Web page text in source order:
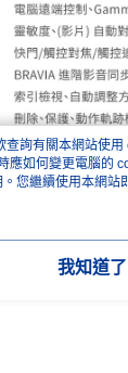
查詢有關本網站使
應如何變更電腦的
。您繼續使用本網站
cookie。
我知道了